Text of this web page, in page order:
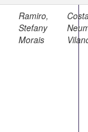
Ramiro,
Stefany
Morais